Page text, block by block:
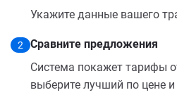
Укажите данные вашего
2
Сравните предложения
Система покажет тарифы
выберите лучший по цене